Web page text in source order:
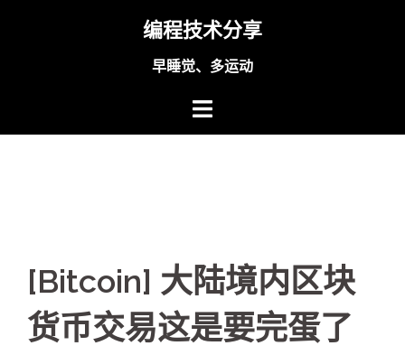
编程技术分享
早睡觉、多运动
[Bitcoin] 大陆境内区块
货币交易这是要完蛋了